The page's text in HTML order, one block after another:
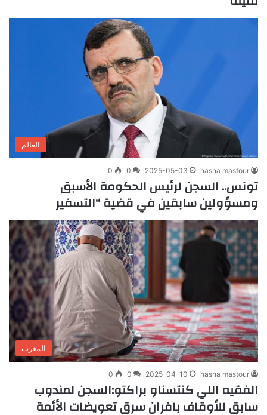
العالم
hasna mastour
2025-05-03
0
0
تونس.. السجن لرئيس الحكومة الأسبق
ومسؤولين سابقين في قضية “التسفير
المغرب
hasna mastour
2025-04-10
0
0
الفقيه اللي كنتسناو براكتو:السجن لمندوب
سابق للأوقاف بافران سرق تعويضات الأئمة